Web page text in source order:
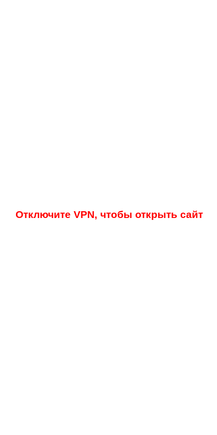
Отключите VPN, чтобы открыть сайт